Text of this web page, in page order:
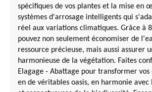
spécifiques de vos plantes et la mise en
systèmes d'arrosage intelligents qui
réel aux variations climatiques. Grâce à
pouvez non seulement économiser de
ressource précieuse, mais aussi assurer
harmonieuse de la végétation. Faites
Elagage - Abattage pour transformer vos
en de véritables oasis, en harmonie